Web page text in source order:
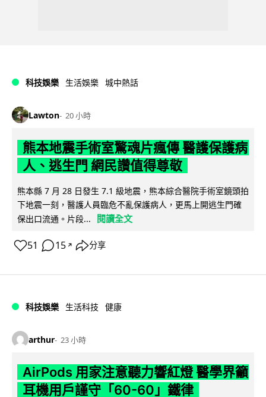
科技娛樂 生活娛樂 城中熱話
Lawton 20 小時
熊本地震手術室驚魂片瘋傳 醫護保護病
人、逃生門 網民讚值得尊敬
熊本縣 7 月 28 日發生 7.1 級地震，熊本綜合醫院手術室鏡頭拍
下地震一刻，醫護人員臨危不亂保護病人，更馬上開逃生門確
保出口流通。片段...
閱讀全文
51 15 ↗ 分享
科技娛樂 生活科技 健康
arthur 23 小時
AirPods 用家注意聽力響紅燈 醫學界籲
耳機用戶謹守「60-60」鐵律